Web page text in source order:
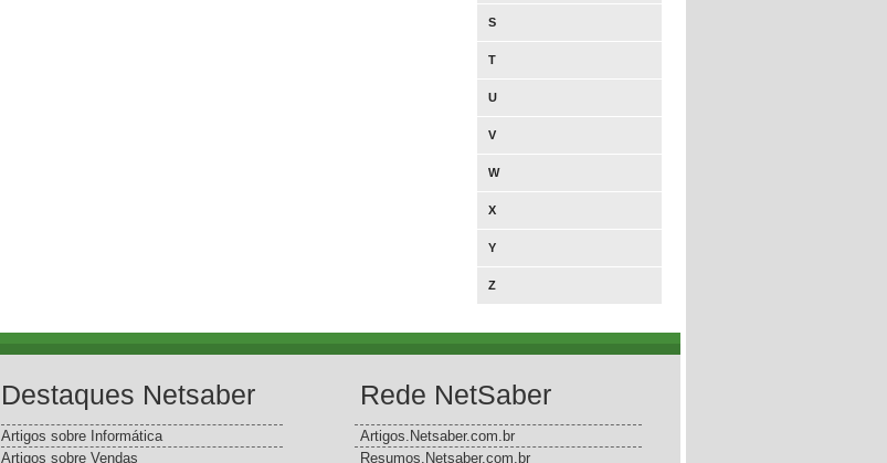
S
T
U
V
W
X
Y
Z
Destaques Netsaber
Artigos sobre Informática
Artigos sobre Vendas
Rede NetSaber
Artigos.Netsaber.com.br
Resumos.Netsaber.com.br